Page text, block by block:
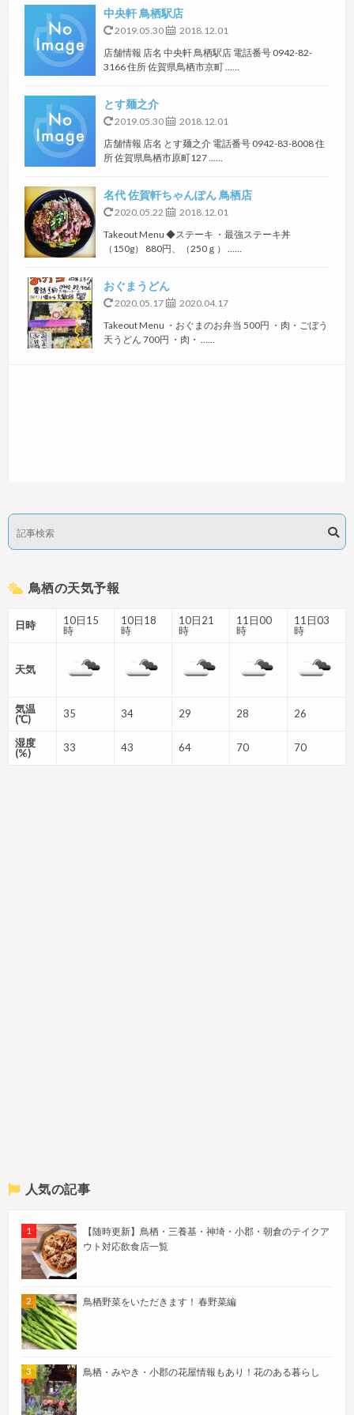
中央軒 鳥栖駅店
2019.05.30
2018.12.01
店舗情報 店名 中央軒 鳥栖駅店 電話番号 0942-82-
3166 住所 佐賀県鳥栖市京町 ……
とす麺之介
2019.05.30
2018.12.01
店舗情報 店名 とす麺之介 電話番号 0942-83-8008 住
所 佐賀県鳥栖市原町127 ……
名代 佐賀軒ちゃんぽん 鳥栖店
2020.05.22
2018.12.01
Takeout Menu ◆ステーキ ・最強ステーキ丼
（150g） 880円、（250ｇ） ……
おぐまうどん
2020.05.17
2020.04.17
Takeout Menu ・おぐまのお弁当 500円 ・肉・ごぼう
天うどん 700円 ・肉・ ……
鳥栖の天気予報
日時
10日15
時
10日18
時
10日21
時
11日00
時
11日03
時
天気
気温
(℃)
35 34 29 28 26
湿度
(%)
33 43 64 70 70
人気の記事
【随時更新】鳥栖・三養基・神埼・小郡・朝倉のテイクア
ウト対応飲食店一覧
鳥栖野菜をいただきます！ 春野菜編
鳥栖・みやき・小郡の花屋情報もあり！花のある暮らし